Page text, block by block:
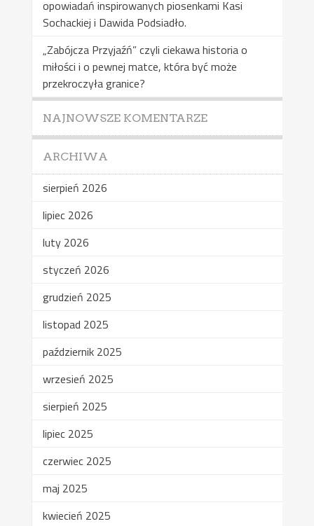
opowiadań inspirowanych piosenkami Kasi
Sochackiej i Dawida Podsiadło.
„Zabójcza Przyjaźń” czyli ciekawa historia o
miłości i o pewnej matce, która być może
przekroczyła granice?
NAJNOWSZE KOMENTARZE
ARCHIWA
sierpień 2026
lipiec 2026
luty 2026
styczeń 2026
grudzień 2025
listopad 2025
październik 2025
wrzesień 2025
sierpień 2025
lipiec 2025
czerwiec 2025
maj 2025
kwiecień 2025